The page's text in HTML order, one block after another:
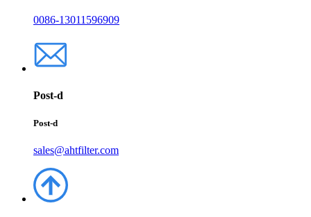
0086-13011596909
Post-d
Post-d
sales@ahtfilter.com